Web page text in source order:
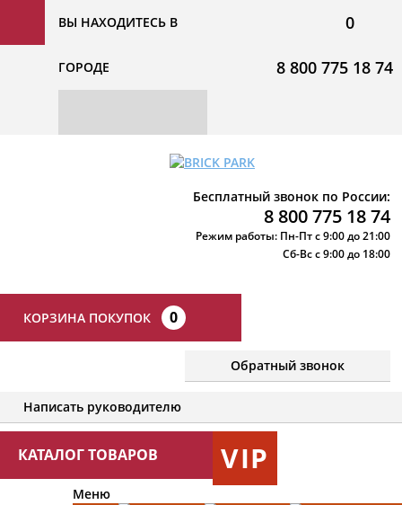
ВЫ НАХОДИТЕСЬ В
ГОРОДЕ
0
8 800 775 18 74
Бесплатный звонок по России:
8 800 775 18 74
Режим работы: Пн-Пт с 9:00 до 21:00
Сб-Вс с 9:00 до 18:00
КОРЗИНА ПОКУПОК 0
Обратный звонок
Написать руководителю
КАТАЛОГ ТОВАРОВ VIP
Меню